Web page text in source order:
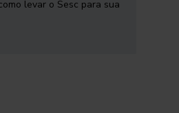
levar o Sesc para sua